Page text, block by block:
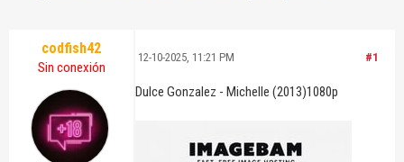
codfish42
Sin conexión
#1
12-10-2025, 11:21 PM
Dulce Gonzalez - Michelle (2013)1080p